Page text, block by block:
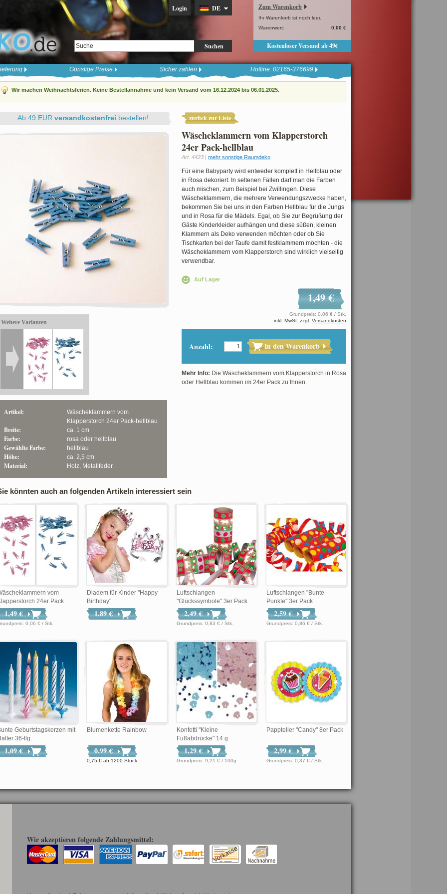
Suchen
Login DE Zum Warenkorb
Ihr Warenkorb ist noch leer.
Warenwert:
0,00 €
Kostenloser Versand ab 49€
Günstige Preise Sicher zahlen Hotline: 02165-376699
Wir machen Weihnachtsferien. Keine Bestellannahme und kein Versand vom 16.12.2024 bis 06.01.2025.
zurück zur Liste
Wäscheklammern vom Klapperstorch
24er Pack-hellblau
Art. 4423 | mehr sonstige Raumdeko
Für eine Babyparty wird entweder komplett in Hellblau oder
in Rosa dekoriert. In seltenen Fällen darf man die Farben
auch mischen, zum Beispiel bei Zwillingen. Diese
Wäscheklammern, die mehrere Verwendungszwecke haben,
bekommen Sie bei uns in den Farben Hellblau für die Jungs
und in Rosa für die Mädels. Egal, ob Sie zur Begrüßung der
Gäste Kinderkleider aufhängen und diese süßen, kleinen
Klammern als Deko verwenden möchten oder ob Sie
Tischkarten bei der Taufe damit festklammern möchten - die
Wäscheklammern vom Klapperstorch sind wirklich vielseitig
verwendbar.
Auf Lager
1,49 €
Grundpreis: 0,06 € / Stk.
inkl. MwSt. zzgl. Versandkosten
Anzahl: In den Warenkorb
Mehr Info: Die Wäscheklammern vom Klapperstorch in Rosa
oder Hellblau kommen im 24er Pack zu Ihnen.
Ab 49 EUR versandkostenfrei bestellen!
Weitere Varianten
Artikel:
Wäscheklammern vom
Klapperstorch 24er Pack-hellblau
Breite: ca. 1 cm
Farbe: rosa oder hellblau
Gewählte Farbe: hellblau
Höhe: ca. 2,5 cm
Material: Holz, Metallfeder
könnten auch an folgenden Artikeln interessiert sein
vom
24er Pack
1,49 €
Grundpreis: 0,06 € / Stk.
Diadem für Kinder "Happy
Birthday"
1,89 €
Luftschlangen
"Glückssymbole" 3er Pack
2,49 €
Grundpreis: 0,83 € / Stk.
Luftschlangen "Bunte
Punkte" 3er Pack
2,59 €
Grundpreis: 0,86 € / Stk.
Geburtstagskerzen mit
36-tlg.
1,09 €
Blumenkette Rainbow
0,99 €
0,75 € ab 1200 Stück
Konfetti "Kleine
Fußabdrücke" 14 g
1,29 €
Grundpreis: 9,21 € / 100g
Pappteller "Candy" 8er Pack
2,99 €
Grundpreis: 0,37 € / Stk.
Wir akzeptieren folgende Zahlungsmittel: